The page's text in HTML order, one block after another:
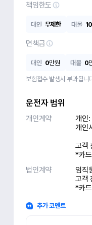
책임한도
대인 무제한 대물
면책금
대인 0만원 대물 0
보험접수 발생시 부과됩니
운전자 범위
개인계약
개인:
개인
고객
*카
법인계약
임직
고객
*카
추가 코멘트